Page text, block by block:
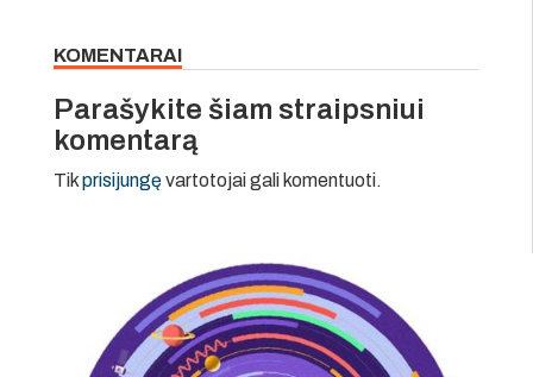
KOMENTARAI
Parašykite šiam straipsniui
komentarą
Tikprisijungęvartotojai gali komentuoti.